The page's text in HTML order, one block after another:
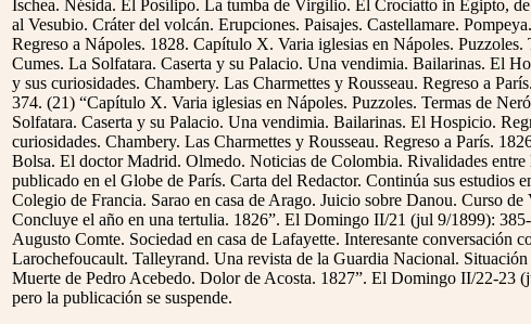
Ischea. Nésida. El Posílipo. La tumba de Virgilio. El Crociatto in Egipto,
al Vesubio. Cráter del volcán. Erupciones. Paisajes. Castellamare.
Regreso a Nápoles. 1828. Capítulo X. Varia iglesias en Nápoles.
Cumes. La Solfatara. Caserta y su Palacio. Una vendimia. Bailarinas. El
y sus curiosidades. Chambery. Las Charmettes y Rousseau. Regreso a
374. (21) “Capítulo X. Varia iglesias en Nápoles. Puzzoles. Termas de
Solfatara. Caserta y su Palacio. Una vendimia. Bailarinas. El Hospicio.
curiosidades. Chambery. Las Charmettes y Rousseau. Regreso a París.
Bolsa. El doctor Madrid. Olmedo. Noticias de Colombia. Rivalidades entre
publicado en el Globe de París. Carta del Redactor. Continúa sus estudios
Colegio de Francia. Sarao en casa de Arago. Juicio sobre Danou. Curso
Concluye el año en una tertulia. 1826”. El Domingo II/21 (jul 9/1899):
Augusto Comte. Sociedad en casa de Lafayette. Interesante conversación
Larochefoucault. Talleyrand. Una revista de la Guardia Nacional.
Muerte de Pedro Acebedo. Dolor de Acosta. 1827”. El Domingo II/22-23
pero la publicación se suspende.